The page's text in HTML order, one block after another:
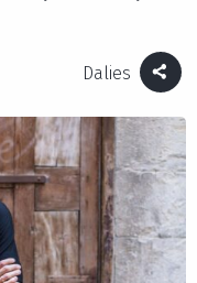
Dalies